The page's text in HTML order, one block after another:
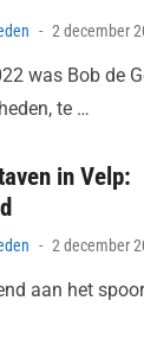
Posted
2 december
was Bob de
te …
in Velp:
Posted
2 december
aan het